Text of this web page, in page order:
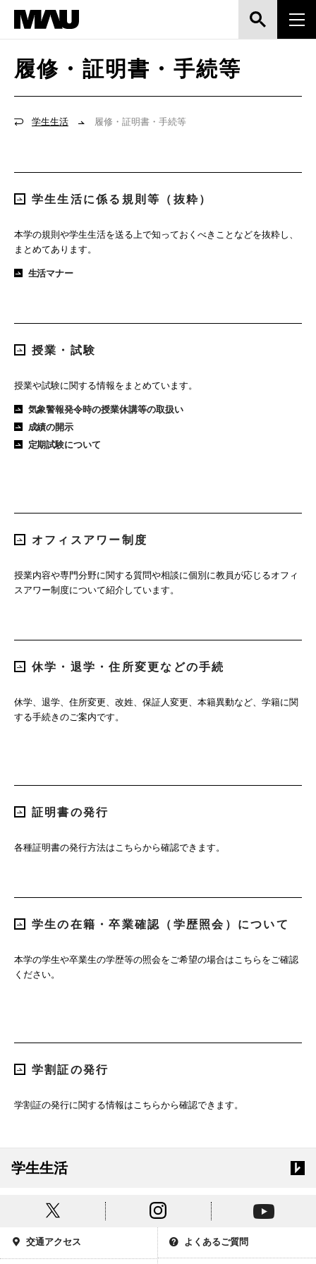
学生生活 履修・証明書・手続等
履修・証明書・手続等
学生生活に係る規則等（抜粋）
本学の規則や学生生活を送る上で知っておくべきことなどを抜粋し、
まとめてあります。
生活マナー
授業・試験
授業や試験に関する情報をまとめています。
気象警報発令時の授業休講等の取扱い
成績の開示
定期試験について
オフィスアワー制度
授業内容や専門分野に関する質問や相談に個別に教員が応じるオフィ
スアワー制度について紹介しています。
休学・退学・住所変更などの手続
休学、退学、住所変更、改姓、保証人変更、本籍異動など、学籍に関
する手続きのご案内です。
証明書の発行
各種証明書の発行方法はこちらから確認できます。
学生の在籍・卒業確認（学歴照会）について
本学の学生や卒業生の学歴等の照会をご希望の場合はこちらをご確認
ください。
学割証の発行
学割証の発行に関する情報はこちらから確認できます。
学生生活
交通アクセス よくあるご質問